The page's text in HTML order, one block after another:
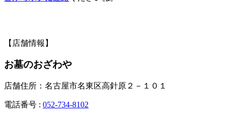
【店舗情報】
お墓のおざわや
店舗住所：名古屋市名東区高針原２－１０１
電話番号 : 052-734-8102